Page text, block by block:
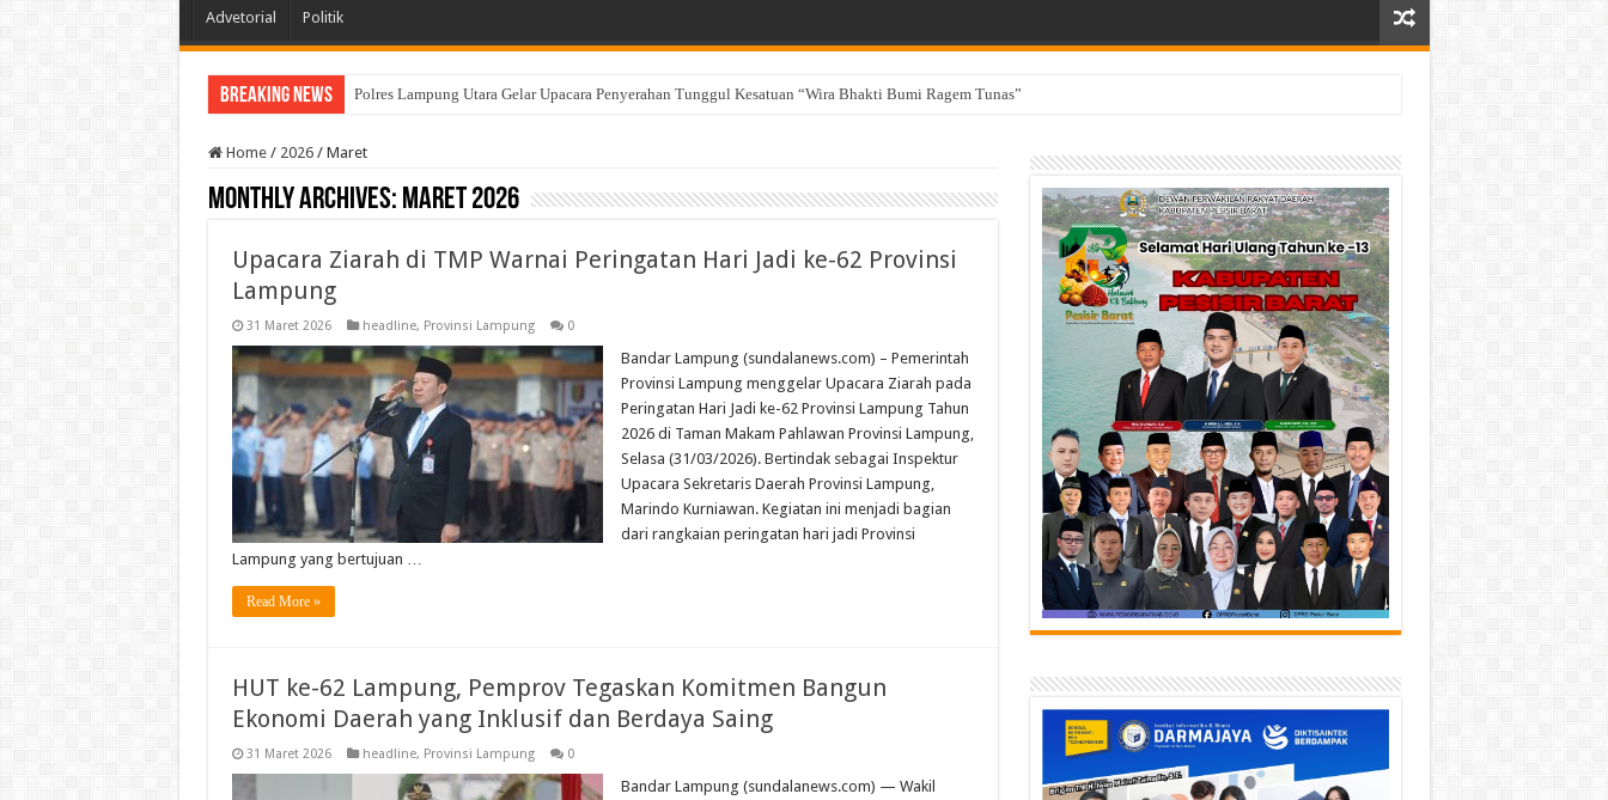
Advetorial Politik
Breaking News Lampung Membuka Babak Baru Pembangunan Berbasis Data melalui Peluncuran Satelit Lampung-1 Berbasis AI
Home / 2026 / Maret
Monthly Archives: Maret 2026
Upacara Ziarah di TMP Warnai Peringatan Hari Jadi ke-62 Provinsi
Lampung
31 Maret 2026 headline, Provinsi Lampung 0
Bandar Lampung (sundalanews.com) – Pemerintah
Provinsi Lampung menggelar Upacara Ziarah pada
Peringatan Hari Jadi ke-62 Provinsi Lampung Tahun
2026 di Taman Makam Pahlawan Provinsi Lampung,
Selasa (31/03/2026). Bertindak sebagai Inspektur
Upacara Sekretaris Daerah Provinsi Lampung,
Marindo Kurniawan. Kegiatan ini menjadi bagian
dari rangkaian peringatan hari jadi Provinsi
Lampung yang bertujuan …
Read More »
HUT ke-62 Lampung, Pemprov Tegaskan Komitmen Bangun
Ekonomi Daerah yang Inklusif dan Berdaya Saing
31 Maret 2026 headline, Provinsi Lampung 0
Bandar Lampung (sundalanews.com) — Wakil